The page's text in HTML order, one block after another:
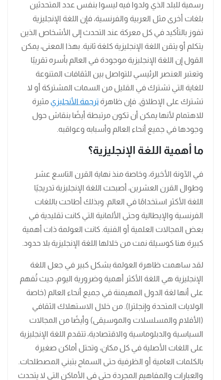
رسمية للبلد الذي ولدوا فيه ليسوا بنفس عدد المتحدثين
بلغات أخرى مثل العربية والفرنسية، فإن اللغة الإنجليزية
تفوز بالتأكيد في كل معركة عند التحدث إلى الأشخاص الذين
يتكلم أو يتقن اللغة الإنجليزية كلغة ثانية. بهذا المعنى، يمكن
القول إن اللغة الإنجليزية موجودة في العالم بأسره تقريبًا
وتعتبر العنصر الرئيسي للتواصل بين الثقافات المتنوعة
للغاية التي تشترك في القليل من السمات المشتركة أو لا
تشترك على الإطلاق. فإن ظاهرة ترجمة الأنجليزي مثيرة
للاهتمام لأنها يمكن أن تكون مرتبطة أيضًا بنقاش حول
وجودها في جميع أنحاء العالم وأسبابه وعواقبه.
ما أهمية اللغة الإنجليزية؟
في الآونة الأخيرة، وخاصة منذ نهاية القرن التاسع عشر
وطوال القرن العشرين، أصبحت اللغة الإنجليزية تدريجيًا
اللغة الأكثر استخدامًا في العالم. وبذلك أطاحت باللغات
الفرنسية والإيطالية وحتى الألمانية التي كانت تقليدية في
بعض المجالات العلمية أو الفنية. كانت العولمة ذات أهمية
كبيرة هنا كوسيلة نمت من خلالها اللغة الإنجليزية بلا حدود.
لقد ساهمت ظاهرة العولمة بشكل كبير في جعل اللغة
الإنجليزية هي اللغة الأكثر أهمية وضرورية اليوم، حيث تُفهم
على أنها لغة الدول المهيمنة في جميع أنحاء العالم (خاصة
الولايات المتحدة وإنجلترا). من خلال الاستهلاك الثقافي
(الأفلام والمسلسلات والموسيقى) وأيضًا من المجالات
السياسية والدبلوماسية والاقتصادية، تتقدم اللغة الإنجليزية
على اللغات الأصلية في كل مكان، وتحتل أماكن صغيرة
بالكلمات العامية أو الظرفية حتى السماح بتبني المصطلحات.
والعبارات والمفاهيم المجردة حتى في الأماكن التي لا يتحدث